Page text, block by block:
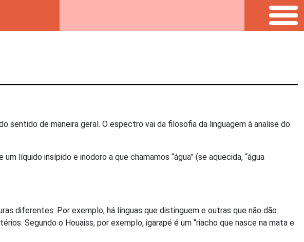
de maneira geral. O espectro vai da filosofia da linguagem à analise do
líquido insípido e inodoro a que chamamos “água” (se aquecida, “água
diferentes. Por exemplo, há línguas que distinguem e outras que não dão
Segundo o Houaiss, por exemplo, igarapé é um “riacho que nasce na mata e